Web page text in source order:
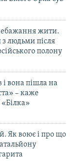
жити.
з людьми після
полону
і вона пішла на
– каже
Як воює і про що